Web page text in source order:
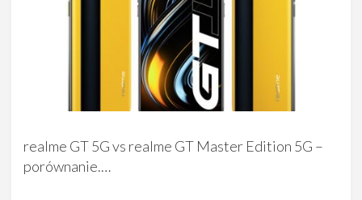
realme GT 5G vs realme GT Master Edition 5G –
porównanie.…